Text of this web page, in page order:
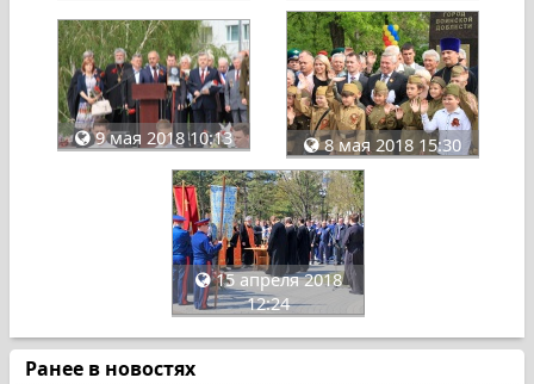
9 мая 2018 10:13 8 мая 2018 15:30
15 апреля 2018
12:24
Ранее в новостях